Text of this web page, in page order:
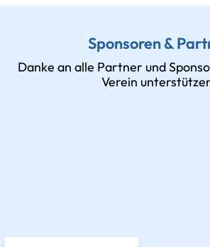
Sponsoren &
Danke an alle Partner und
Verein